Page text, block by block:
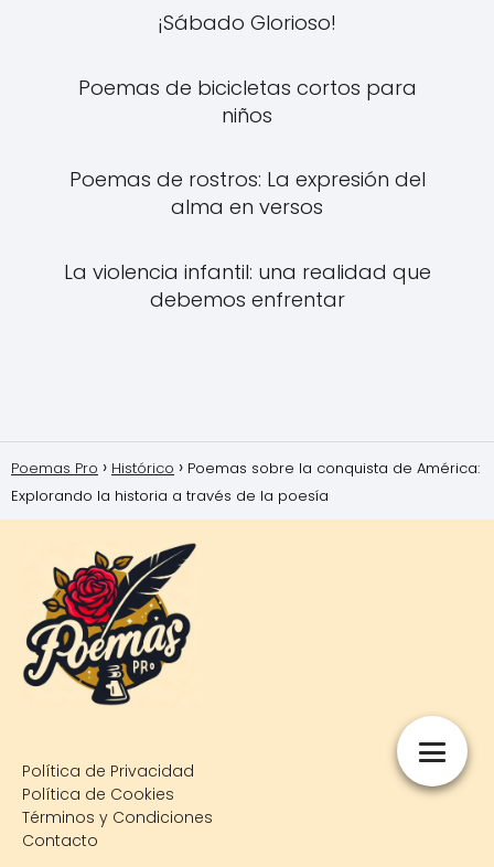
¡Sábado Glorioso!
Poemas de bicicletas cortos para
niños
Poemas de rostros: La expresión del
alma en versos
La violencia infantil: una realidad que
debemos enfrentar
Poemas Pro Histórico
Poemas sobre la conquista de América:
Explorando la historia a través de la poesía
Política de Privacidad
Política de Cookies
Términos y Condiciones
Contacto